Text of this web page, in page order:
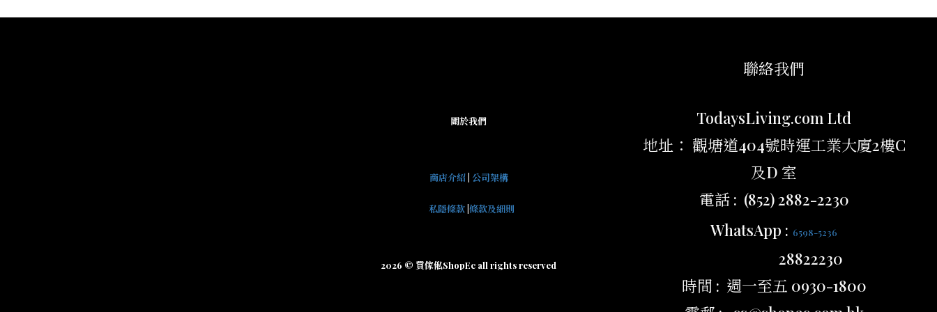
關於我們
商店介紹| 公司架構
私隱條款 條款及細則
2026 © 買傢俬ShopEc all rights reserved
聯絡我們
TodaysLiving.com Ltd
地址： 觀塘道404號時運工業大廈2樓C
及D 室
電話 : (852) 2882-2230
WhatsApp : 6598-5236
28822230
時間 : 週一至五 0930-1800